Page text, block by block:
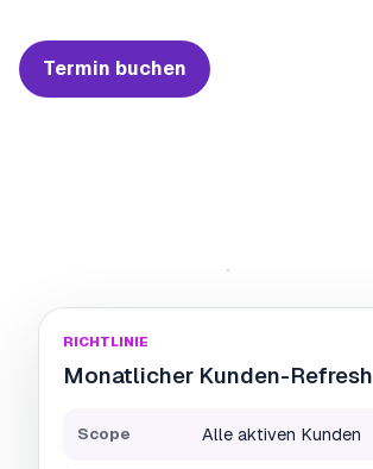
Termin buchen
RICHTLINIE
Monatlicher Kunden-Refresh
Scope Alle aktiven Kunden